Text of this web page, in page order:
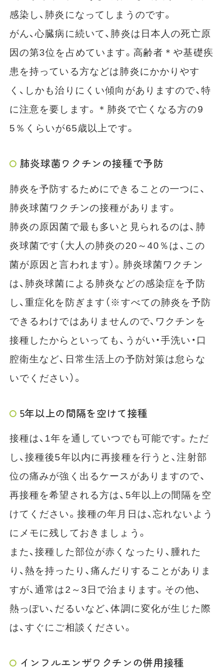
感染し、肺炎になってしまうのです。
がん、心臓病に続いて、肺炎は日本人の死亡原
因の第3位を占めています。高齢者＊や基礎疾
患を持っている方などは肺炎にかかりやす
く、しかも治りにくい傾向がありますので、特
に注意を要します。＊肺炎で亡くなる方の9
5％くらいが65歳以上です。
肺炎球菌ワクチンの接種で予防
肺炎を予防するためにできることの一つに、
肺炎球菌ワクチンの接種があります。
肺炎の原因菌で最も多いと見られるのは、肺
炎球菌です（大人の肺炎の20～40％は、この
菌が原因と言われます）。肺炎球菌ワクチン
は、肺炎球菌による肺炎などの感染症を予防
し、重症化を防ぎます（※すべての肺炎を予防
できるわけではありませんので、ワクチンを
接種したからといっても、うがい・手洗い・口
腔衛生など、日常生活上の予防対策は怠らな
いでください）。
5年以上の間隔を空けて接種
接種は、1年を通していつでも可能です。ただ
し、接種後5年以内に再接種を行うと、注射部
位の痛みが強く出るケースがありますので、
再接種を希望される方は、5年以上の間隔を空
けてください。接種の年月日は、忘れないよう
にメモに残しておきましょう。
また、接種した部位が赤くなったり、腫れた
り、熱を持ったり、痛んだりすることがありま
すが、通常は2～3日で治まります。その他、
熱っぽい、だるいなど、体調に変化が生じた際
は、すぐにご相談ください。
インフルエンザワクチンの併用接種